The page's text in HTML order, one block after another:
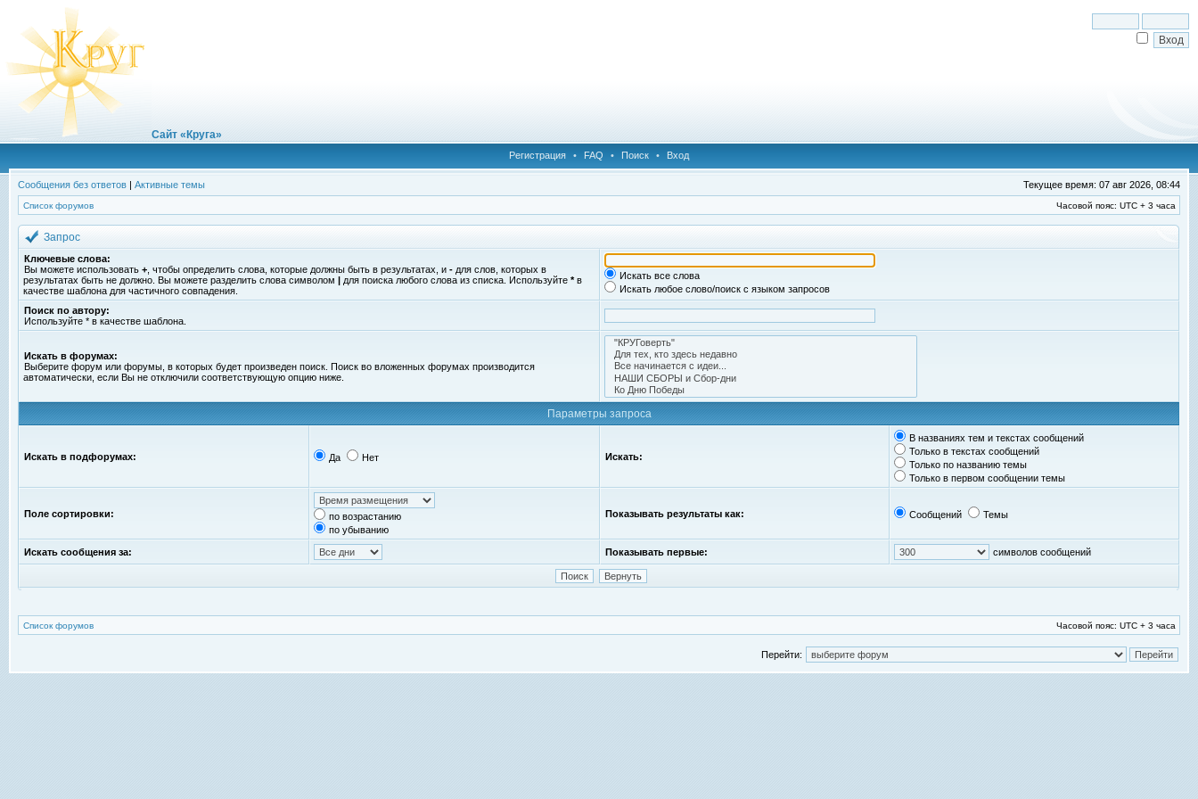
Сайт «Круга»
Регистрация • FAQ • Поиск • Вход
Сообщения без ответов | Активные темы Текущее время: 07 авг 2026, 08:44
Список форумов Часовой пояс: UTC + 3 часа
Запрос
Ключевые слова:
Вы можете использовать + , чтобы определить слова, которые должны быть в результатах, и - для слов, которых в
результатах быть не должно. Вы можете разделить слова символом | для поиска любого слова из списка. Используйте *в
качестве шаблона для частичного совпадения.
Искать все слова
Искать любое слово/поиск с языком запросов
Поиск по автору:
Используйте * в качестве шаблона.
Искать в форумах:
Выберите форум или форумы, в которых будет произведен поиск. Поиск во вложенных форумах производится
автоматически, если Вы не отключили соответствующую опцию ниже.
Параметры запроса
Искать в подфорумах: Да Нет Искать:
В названиях тем и текстах сообщений
Только в текстах сообщений
Только по названию темы
Только в первом сообщении темы
Поле сортировки:
по возрастанию
по убыванию
Показывать результаты как: Сообщений Темы
Искать сообщения за: Показывать первые: символов сообщений
Список форумов Часовой пояс: UTC + 3 часа
Перейти: